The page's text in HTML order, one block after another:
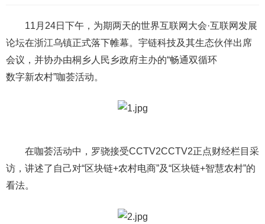
11月24日下午，为期两天的世界互联网大会·互联网发展
论坛在浙江乌镇正式落下帷幕。宇链科技及其生态伙伴出席
会议，并协办由桐乡人民乡政府主办的“畅通双循环
数字新农村”咖荟活动。
在咖荟活动中，罗骁接受CCTV2CCTV2正点财经栏目采
访，讲述了自己对“区块链+农村电商”及“区块链+智慧农村”的
看法。